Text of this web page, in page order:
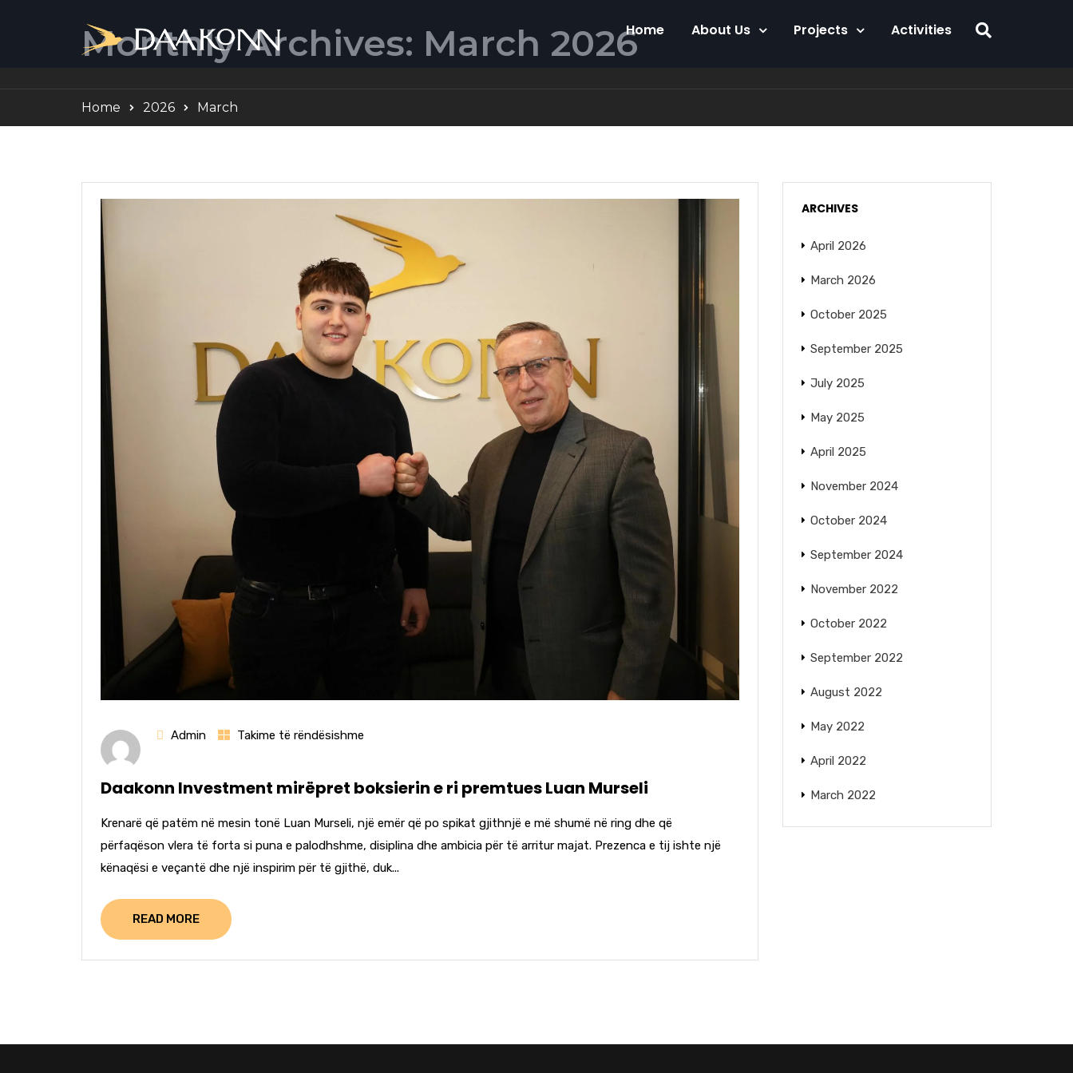
Home About Us Projects Activities
Monthly Archives: March 2026
Home 2026 March
Admin Takime të rëndësishme
Daakonn Investment mirëpret boksierin e ri premtues Luan Murseli
Krenarë që patëm në mesin tonë Luan Murseli, një emër që po spikat gjithnjë e më shumë në ring dhe që
përfaqëson vlera të forta si puna e palodhshme, disiplina dhe ambicia për të arritur majat. Prezenca e tij ishte një
kënaqësi e veçantë dhe një inspirim për të gjithë, duk...
READ MORE
ARCHIVES
April 2026
March 2026
October 2025
September 2025
July 2025
May 2025
April 2025
November 2024
October 2024
September 2024
November 2022
October 2022
September 2022
August 2022
May 2022
April 2022
March 2022